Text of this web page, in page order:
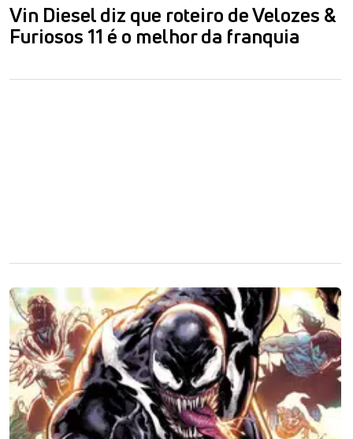
Vin Diesel diz que roteiro de Velozes &
Furiosos 11 é o melhor da franquia